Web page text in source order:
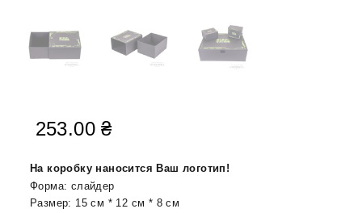
253.00₴
На коробку наносится Ваш логотип!
Форма: слайдер
Размер: 15 см * 12 см * 8 см